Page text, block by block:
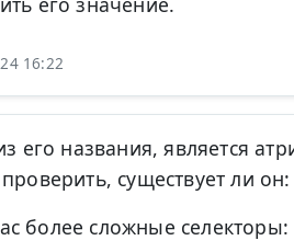
16:22
его названия, является
существует ли он:
более сложные селекторы: